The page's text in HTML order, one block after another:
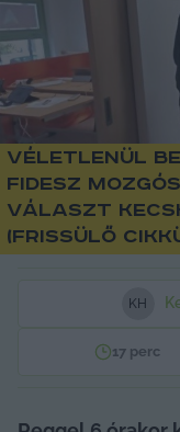
Véletlenül
Fidesz
választ
(frissülő
KH
17perc